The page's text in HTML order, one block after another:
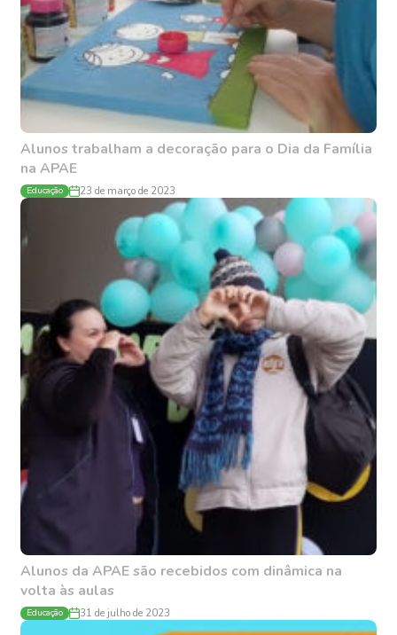
Alunos trabalham a decoração para o Dia da Família
na APAE
Educação 23 de março de 2023
Alunos da APAE são recebidos com dinâmica na
volta às aulas
Educação 31 de julho de 2023